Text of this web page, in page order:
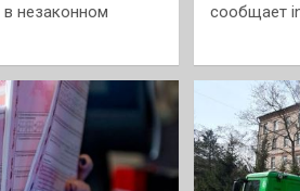
незаконном
сообщает